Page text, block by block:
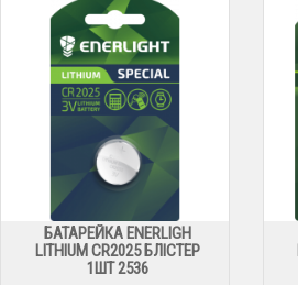
БАТАРЕЙКА ENERLIGH
LITHIUM CR2025 БЛІСТЕР
1ШТ 2536